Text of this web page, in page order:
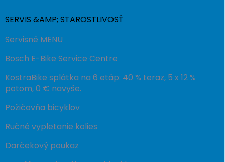
SERVIS &AMP; STAROSTLIVOSŤ
Servisné MENU
Bosch E-Bike Service Centre
KostraBike splátka na 6 etáp: 40 % teraz, 5 x 12 %
potom, 0 € navyše.
Požičovňa bicyklov
Ručné vypletanie kolies
Darčekový poukaz